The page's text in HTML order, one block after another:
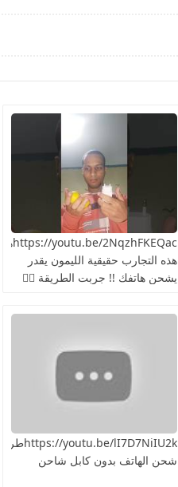
https://youtu.be/2NqzhFKEQacهل
هذه التجارب حقيقية الليمون يقدر
يشحن هاتفك !! جربت الطريقة 👍🏻
https://youtu.be/lI7D7NiIU2kطريقة
شحن الهاتف بدون كابل شاحن